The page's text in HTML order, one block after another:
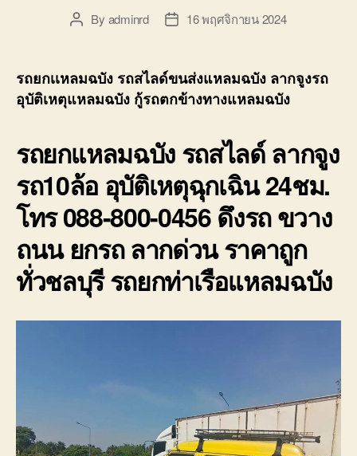
PostBy adminrd
Post16 พฤศจิกายน 2024
รถยกเเหลมฉบัง รถสไลด์ขนส่งแหลมฉบัง ลากจูงรถ
อุบัติเหตุแหลมฉบัง กู้รถตกข้างทางแหลมฉบัง
รถยกเเหลมฉบัง รถสไลด์ ลากจูง
รถ10ล้อ อุบัติเหตุฉุกเฉิน 24ชม.
โทร 088-800-0456 ดึงรถ ขวาง
ถนน ยกรถ ลากด่วน ราคาถูก
ทั่วชลบุรี รถยกท่าเรือเเหลมฉบัง